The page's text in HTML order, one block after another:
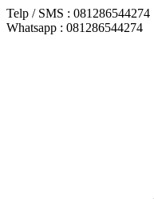
Lewati
ke
Telp / SMS : 081286544274
Whatsapp : 081286544274